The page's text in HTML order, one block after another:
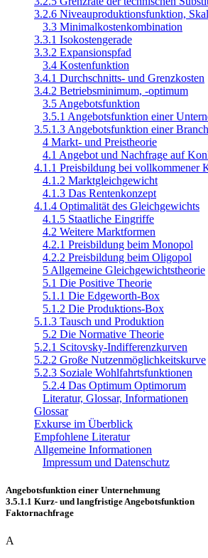
3.2.6 Niveauproduktionsfunktion,
3.3 Minimalkostenkombination
3.3.1 Isokostengerade
3.3.2 Expansionspfad
3.4 Kostenfunktion
3.4.1 Durchschnitts- und Grenzkosten
3.4.2 Betriebsminimum, -optimum
3.5 Angebotsfunktion
3.5.1 Angebotsfunktion einer
3.5.1.3 Angebotsfunktion einer
4 Markt- und Preistheorie
4.1 Angebot und Nachfrage auf
4.1.1 Preisbildung bei vollkommener
4.1.2 Marktgleichgewicht
4.1.3 Das Rentenkonzept
4.1.4 Optimalität des Gleichgewichts
4.1.5 Staatliche Eingriffe
4.2 Weitere Marktformen
4.2.1 Preisbildung beim Monopol
4.2.2 Preisbildung beim Oligopol
5 Allgemeine Gleichgewichtstheorie
5.1 Die Positive Theorie
5.1.1 Die Edgeworth-Box
5.1.2 Die Produktions-Box
5.1.3 Tausch und Produktion
5.2 Die Normative Theorie
5.2.1 Scitovsky-Indifferenzkurven
5.2.2 Große Nutzenmöglichkeitskurve
5.2.3 Soziale Wohlfahrtsfunktionen
5.2.4 Das Optimum Optimorum
Literatur, Glossar, Informationen
Glossar
Exkurse im Überblick
Empfohlene Literatur
Allgemeine Informationen
Impressum und Datenschutz
Angebotsfunktion einer Unternehmung
3.5.1.1 Kurz- und langfristige Angebotsfunktion
Faktornachfrage
A